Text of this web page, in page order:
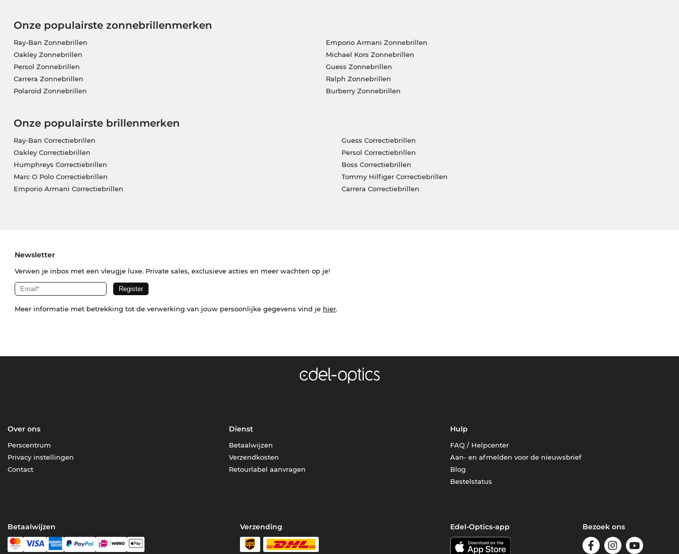
Onze populairste zonnebrillenmerken
Ray-Ban Zonnebrillen
Oakley Zonnebrillen
Persol Zonnebrillen
Carrera Zonnebrillen
Polaroid Zonnebrillen
Emporio Armani Zonnebrillen
Michael Kors Zonnebrillen
Guess Zonnebrillen
Ralph Zonnebrillen
Burberry Zonnebrillen
Onze populairste brillenmerken
Ray-Ban Correctiebrillen
Oakley Correctiebrillen
Humphreys Correctiebrillen
Marc O Polo Correctiebrillen
Emporio Armani Correctiebrillen
Guess Correctiebrillen
Persol Correctiebrillen
Boss Correctiebrillen
Tommy Hilfiger Correctiebrillen
Carrera Correctiebrillen
Newsletter
Verwen je inbox met een vleugje luxe. Private sales, exclusieve acties en meer wachten op je!
Meer informatie met betrekking tot de verwerking van jouw persoonlijke gegevens vind je hier.
Over ons
Perscentrum
Privacy instellingen
Contact
Dienst
Betaalwijzen
Verzendkosten
Retourlabel aanvragen
Hulp
FAQ / Helpcenter
Aan- en afmelden voor de nieuwsbrief
Blog
Bestelstatus
Betaalwijzen Verzending Edel-Optics-app Bezoek ons